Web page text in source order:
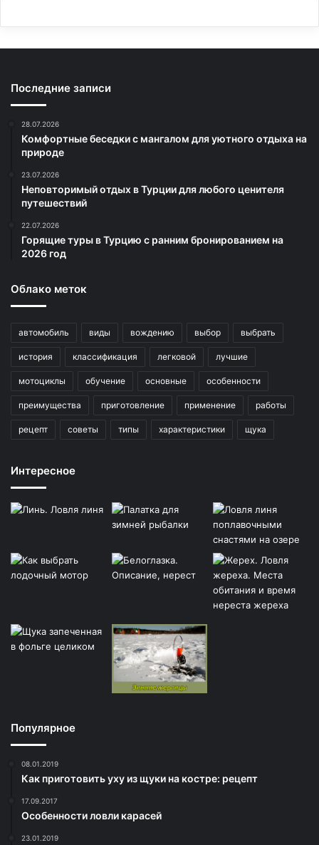
Последние записи
28.07.2026
Комфортные беседки с мангалом для уютного отдыха на
природе
23.07.2026
Неповторимый отдых в Турции для любого ценителя
путешествий
22.07.2026
Горящие туры в Турцию с ранним бронированием на
2026 год
Облако меток
автомобиль виды вождению выбор выбрать
история классификация легковой лучшие
мотоциклы обучение основные особенности
преимущества приготовление применение работы
рецепт советы типы характеристики щука
Интересное
Популярное
08.01.2019
Как приготовить уху из щуки на костре: рецепт
17.09.2017
Особенности ловли карасей
23.01.2019